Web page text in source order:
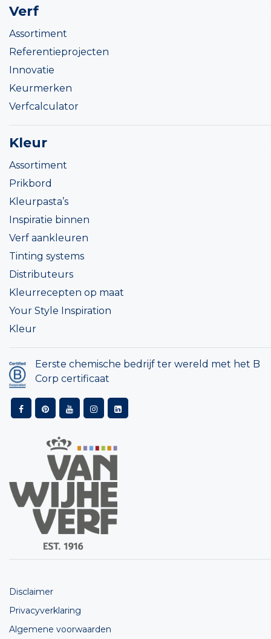
Verf
Assortiment
Referentieprojecten
Innovatie
Keurmerken
Verfcalculator
Kleur
Assortiment
Prikbord
Kleurpasta’s
Inspiratie binnen
Verf aankleuren
Tinting systems
Distributeurs
Kleurrecepten op maat
Your Style Inspiration
Kleur
Eerste chemische bedrijf ter wereld met het B
Corp certificaat
Disclaimer
Privacyverklaring
Algemene voorwaarden